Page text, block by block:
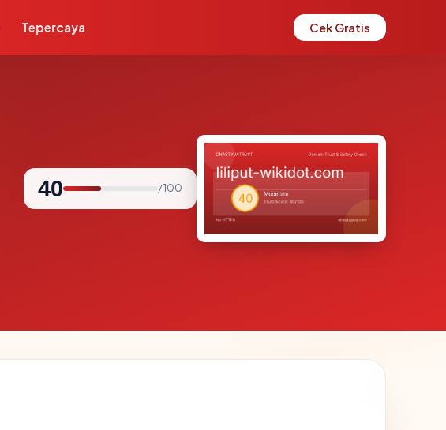
Tepercaya Cek Gratis
40 / 100